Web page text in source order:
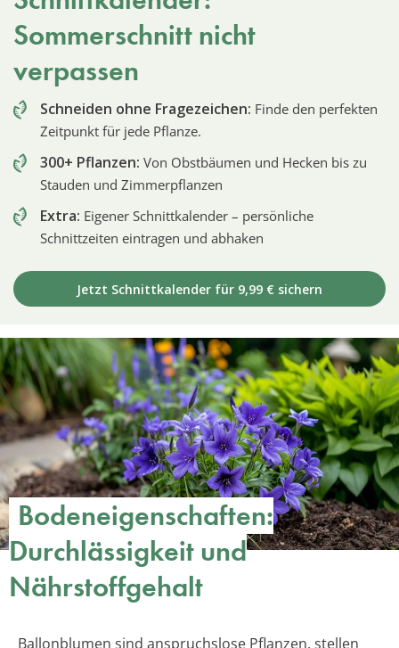
Sommerschnitt nicht
verpassen
Schneiden ohne Fragezeichen: Finde den perfekten
Zeitpunkt für jede Pflanze.
300+ Pflanzen: Von Obstbäumen und Hecken bis zu
Stauden und Zimmerpflanzen
Extra: Eigener Schnittkalender – persönliche
Schnittzeiten eintragen und abhaken
Jetzt Schnittkalender für 9,99 € sichern
Bodeneigenschaften:
Durchlässigkeit und
Nährstoffgehalt
Ballonblumen sind anspruchslose Pflanzen, stellen